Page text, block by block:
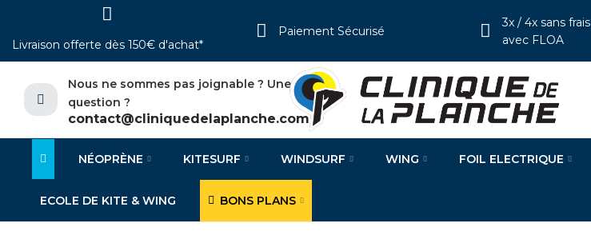
Livraison offerte dès 150€ d'achat*
Paiement Sécurisé
3x / 4x sans frais
avec FLOA
Nous ne sommes pas joignable ? Une
question ?
contact@cliniquedelaplanche.com
NÉOPRÈNE KITESURF WINDSURF WING FOIL ELECTRIQUE
ECOLE DE KITE & WING BONS PLANS